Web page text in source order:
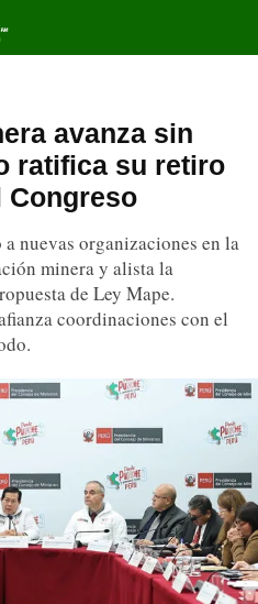
avanza sin
ratifica su retiro
Congreso
nuevas organizaciones en la
minera y alista la
de Ley Mape.
coordinaciones con el